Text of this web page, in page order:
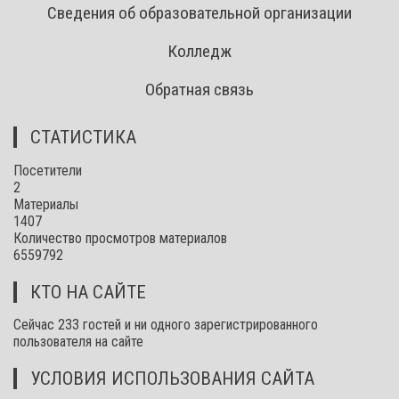
Сведения об образовательной организации
Колледж
Обратная связь
СТАТИСТИКА
Посетители
2
Материалы
1407
Количество просмотров материалов
6559792
КТО НА САЙТЕ
Сейчас 233 гостей и ни одного зарегистрированного
пользователя на сайте
УСЛОВИЯ ИСПОЛЬЗОВАНИЯ САЙТА